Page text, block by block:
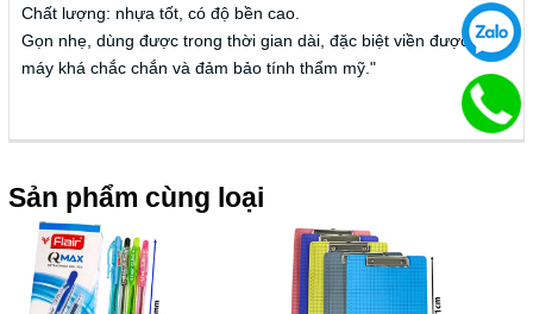
Chất lượng: nhựa tốt, có độ bền cao.
Gọn nhẹ, dùng được trong thời gian dài, đặc biệt viền được dập
máy khá chắc chắn và đảm bảo tính thẩm mỹ."
Sản phẩm cùng loại